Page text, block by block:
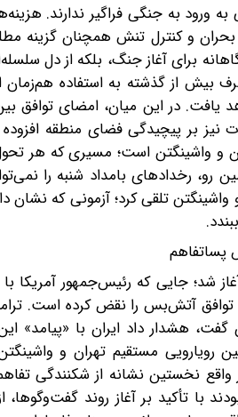
به ورود به جنگی فراگیر ندارند.
و کنترل تنش همچنان گزینه
برای آغاز جنگ، بلکه از دل
از گذشته به استفاده هم‌زمان
در این میان، امضای توافق
نیز بر پیچیدگی فضای منطقه
واشینگتن است؛ مسیری که هر
رو، رخدادهای بامداد شنبه را
تلقی کرد؛ آزمونی که
پساتفاهم
شد؛ جایی که رئیس‌جمهور آمریکا
توافق آتش‌بس را نقض کرده است.
هشدار داد ایران با «پیامد»
مستقیم تهران و
نخستین نشانه از شکنندگی
تأکید بر آغاز روند گفت‌وگوها،